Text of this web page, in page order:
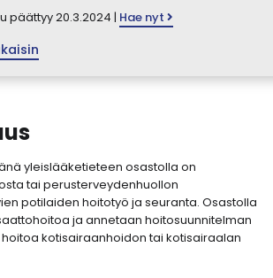
päättyy 20.3.2024 | Hae nyt
yleislääketieteen osastolla on
tai perusterveydenhuollon
potilaiden hoitotyö ja seuranta. Osastolla
ja annetaan hoitosuunnitelman
kotisairaanhoidon tai kotisairaalan